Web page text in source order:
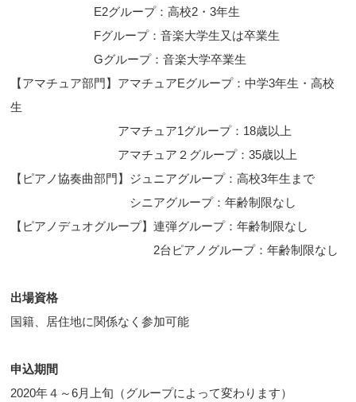
E2グループ：高校2・3年生
Fグループ：音楽大学生又は卒業生
Gグループ：音楽大学卒業生
【アマチュア部門】アマチュアEグループ：中学3年生・高校
生
アマチュア1グループ：18歳以上
アマチュア２グループ：35歳以上
【ピアノ協奏曲部門】ジュニアグループ：高校3年生まで
シニアグループ：年齢制限なし
【ピアノデュオグループ】連弾グループ：年齢制限なし
2台ピアノグループ：年齢制限なし
出場資格
国籍、居住地に関係なく参加可能
申込期間
2020年４～6月上旬（グループによって変わります）